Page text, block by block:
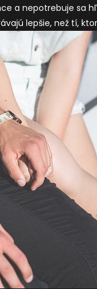
a nepotrebuje sa
lepšie, než tí,